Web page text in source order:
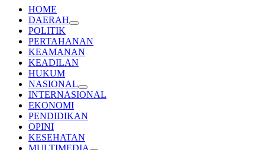
HOME
DAERAH
POLITIK
PERTAHANAN
KEAMANAN
KEADILAN
HUKUM
NASIONAL
INTERNASIONAL
EKONOMI
PENDIDIKAN
OPINI
KESEHATAN
MULTIMEDIA